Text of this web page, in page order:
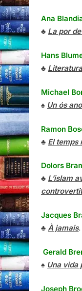
Ana
♣ La por
Hans
♣
Michael
♠ Un ós
Ramon
♣ El temps
Dolors
♣ L’islam
Jacques
♣ À jamais.
Gerald
♠ Una vida
Joseph